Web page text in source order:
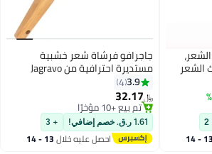
الشعر
13 - 14
جاجرافو فرشاة شعر خشبية
مستديرة احترافية من Jagravo
للتجفيف والتصفيف
3.9
4
﷼‏32.17
تم بيع +10 مؤخرًا
تم بيع +10 مؤخرًا1.61 ر.ق. خصم إضافي! + 3
احصل عليه خلال 13 - 14